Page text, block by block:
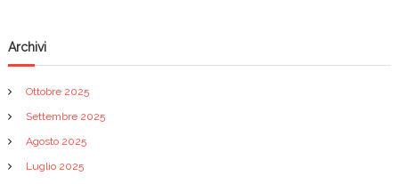
a
t
i
Archivi
Ottobre 2025
Settembre 2025
Agosto 2025
Luglio 2025